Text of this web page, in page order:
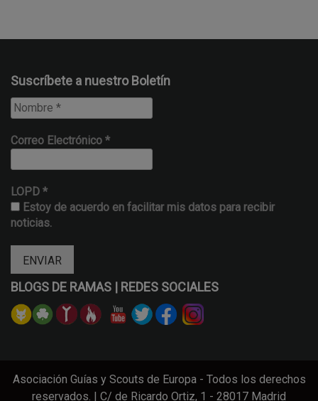
Suscríbete a nuestro Boletín
Correo Electrónico *
LOPD *
Estoy de acuerdo en facilitar mis datos para recibir
noticias.
BLOGS DE RAMAS | REDES SOCIALES
Asociación Guías y Scouts de Europa - Todos los derechos
reservados. | C/ de Ricardo Ortiz, 1 - 28017 Madrid